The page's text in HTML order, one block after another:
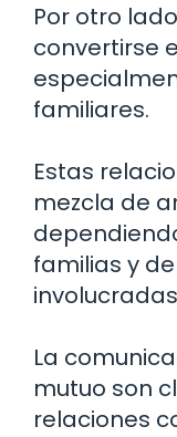
Por otro
convertirse
familiares.
Estas
mezcla de
familias y
La
mutuo son
relaciones